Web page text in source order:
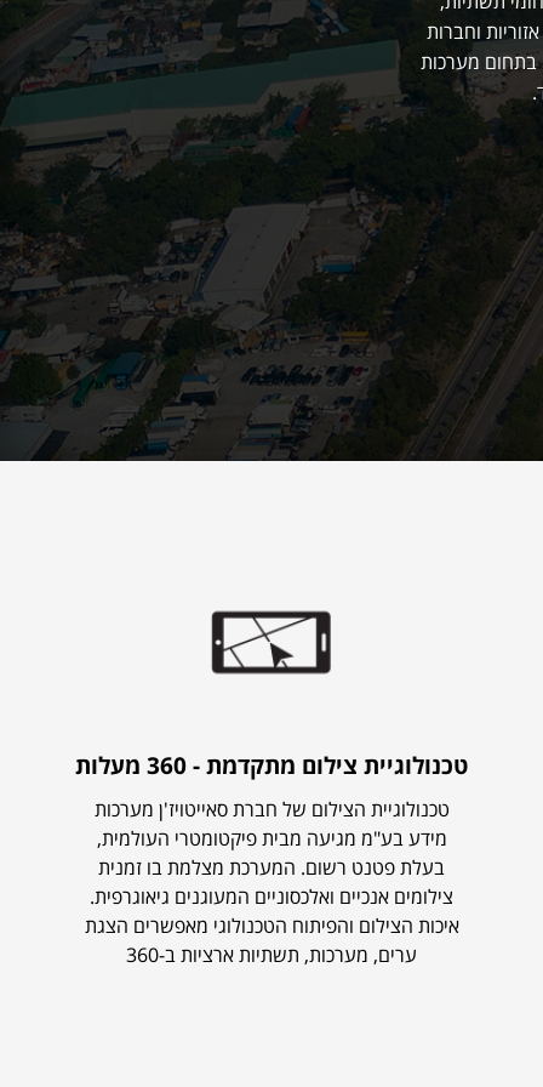
וחברות
בתחום מערכות
טכנולוגיית צילום מתקדמת - 360 מעלות
טכנולוגיית הצילום של חברת סאייטויז'ן מערכות
מידע בע"מ מגיעה מבית פיקטומטרי העולמית,
בעלת פטנט רשום. המערכת מצלמת בו זמנית
צילומים אנכיים ואלכסוניים המעוגנים גיאוגרפית.
איכות הצילום והפיתוח הטכנולוגי מאפשרים הצגת
ערים, מערכות, תשתיות ארציות ב-360